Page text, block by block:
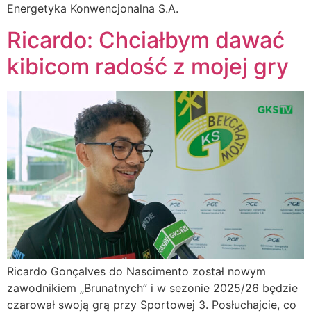
Energetyka Konwencjonalna S.A.
Ricardo: Chciałbym dawać
kibicom radość z mojej gry
Ricardo Gonçalves do Nascimento został nowym
zawodnikiem „Brunatnych” i w sezonie 2025/26 będzie
czarował swoją grą przy Sportowej 3. Posłuchajcie, co